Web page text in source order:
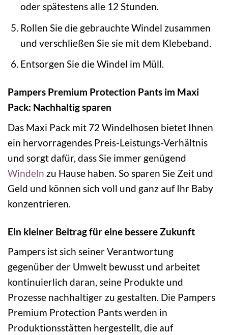
oder spätestens alle 12 Stunden.
Rollen Sie die gebrauchte Windel zusammen
und verschließen Sie sie mit dem Klebeband.
Entsorgen Sie die Windel im Müll.
Pampers Premium Protection Pants im Maxi
Pack: Nachhaltig sparen
Das Maxi Pack mit 72 Windelhosen bietet Ihnen
ein hervorragendes Preis-Leistungs-Verhältnis
und sorgt dafür, dass Sie immer genügend
Windeln zu Hause haben. So sparen Sie Zeit und
Geld und können sich voll und ganz auf Ihr Baby
konzentrieren.
Ein kleiner Beitrag für eine bessere Zukunft
Pampers ist sich seiner Verantwortung
gegenüber der Umwelt bewusst und arbeitet
kontinuierlich daran, seine Produkte und
Prozesse nachhaltiger zu gestalten. Die Pampers
Premium Protection Pants werden in
Produktionsstätten hergestellt, die auf